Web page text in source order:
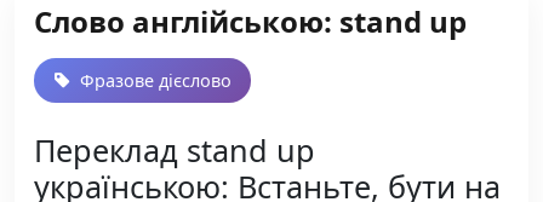
Слово англійською: stand up
Фразове дієслово
Переклад stand up
українською: Встаньте, бути на